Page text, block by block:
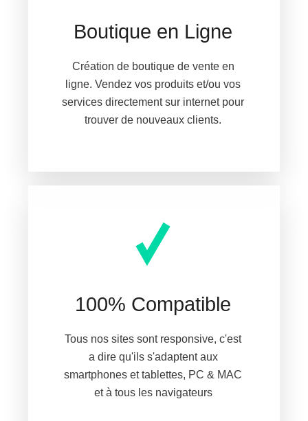
Boutique en Ligne
Création de boutique de vente en
ligne. Vendez vos produits et/ou vos
services directement sur internet pour
trouver de nouveaux clients.
100% Compatible
Tous nos sites sont responsive, c'est
a dire qu'ils s'adaptent aux
smartphones et tablettes, PC & MAC
et à tous les navigateurs